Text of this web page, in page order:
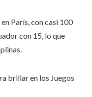
París, con casi 100
con 15, lo que
brillar en los Juegos